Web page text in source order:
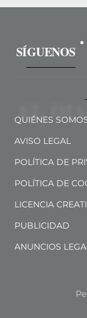
SÍGUENOS
QUIÉNES
AVISO LEGAL
POLÍTICA DE
POLÍTICA DE
LICENCIA
PUBLICIDAD
ANUNCIOS